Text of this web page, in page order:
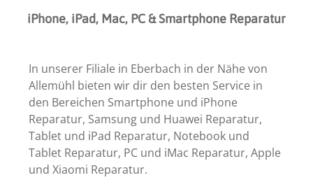
iPhone, iPad, Mac, PC & Smartphone Reparatur
In unserer Filiale in Eberbach in der Nähe von
Allemühl bieten wir dir den besten Service in
den Bereichen Smartphone und iPhone
Reparatur, Samsung und Huawei Reparatur,
Tablet und iPad Reparatur, Notebook und
Tablet Reparatur, PC und iMac Reparatur, Apple
und Xiaomi Reparatur.